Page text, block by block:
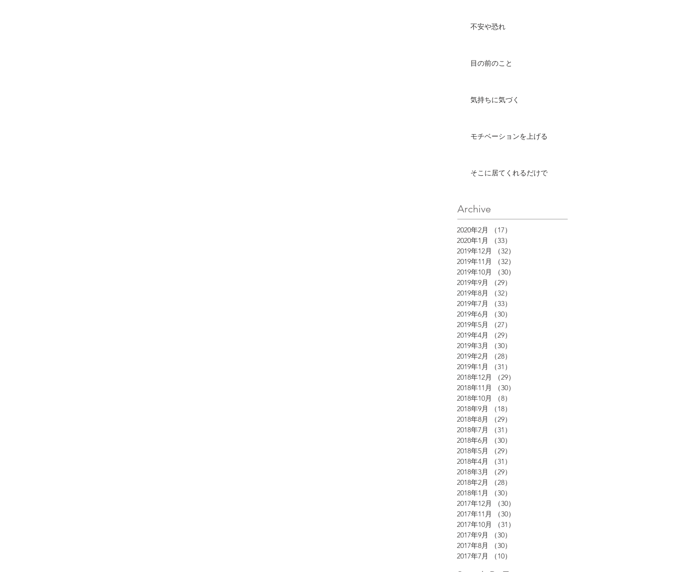
不安や恐れ
目の前のこと
気持ちに気づく
モチベーションを上げる
そこに居てくれるだけで
Archive
2020年2月 （17）
2020年1月
（33）
2019年12月
（32）
2019年11月
（32）
2019年10月
（30）
2019年9月
（29）
2019年8月
（32）
2019年7月
（33）
2019年6月
（30）
2019年5月
（27）
2019年4月
（29）
2019年3月
（30）
2019年2月
（28）
2019年1月
（31）
2018年12月
（29）
2018年11月
（30）
2018年10月
（8）
2018年9月
（18）
2018年8月
（29）
2018年7月
（31）
2018年6月
（30）
2018年5月
（29）
2018年4月
（31）
2018年3月
（29）
2018年2月
（28）
2018年1月
（30）
2017年12月
（30）
2017年11月
（30）
2017年10月
（31）
2017年9月
（30）
2017年8月
（30）
2017年7月
（10）